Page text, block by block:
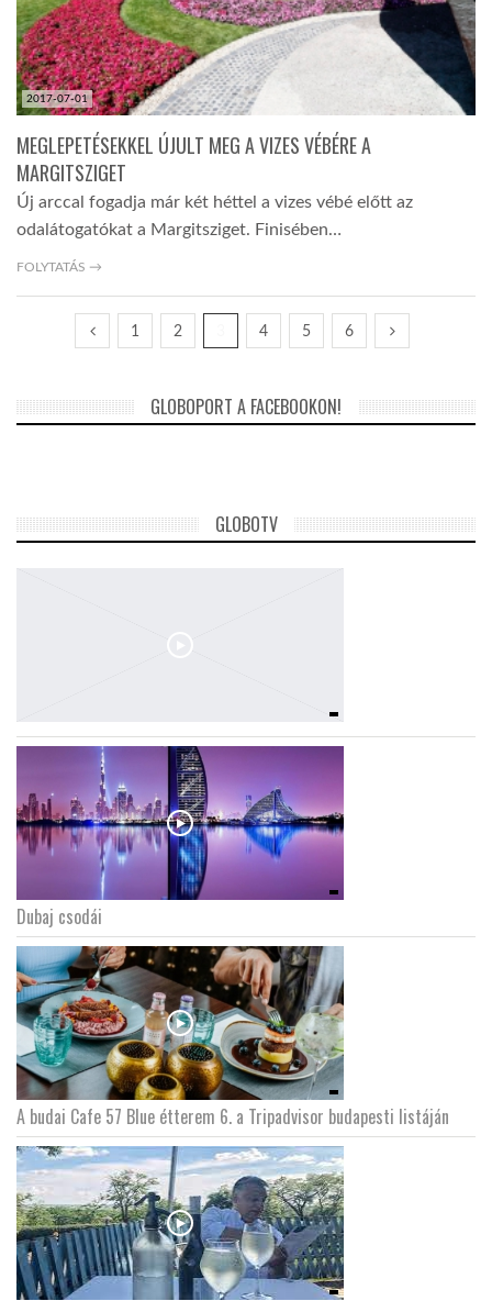
2017-07-01
MEGLEPETÉSEKKEL ÚJULT MEG A VIZES VÉBÉRE A
MARGITSZIGET
Új arccal fogadja már két héttel a vizes vébé előtt az
odalátogatókat a Margitsziget. Finisében…
FOLYTATÁS →
1 2 4 5 6
GLOBOPORT A FACEBOOKON!
GLOBOTV
Dubaj csodái
A budai Cafe 57 Blue étterem 6. a Tripadvisor budapesti listáján